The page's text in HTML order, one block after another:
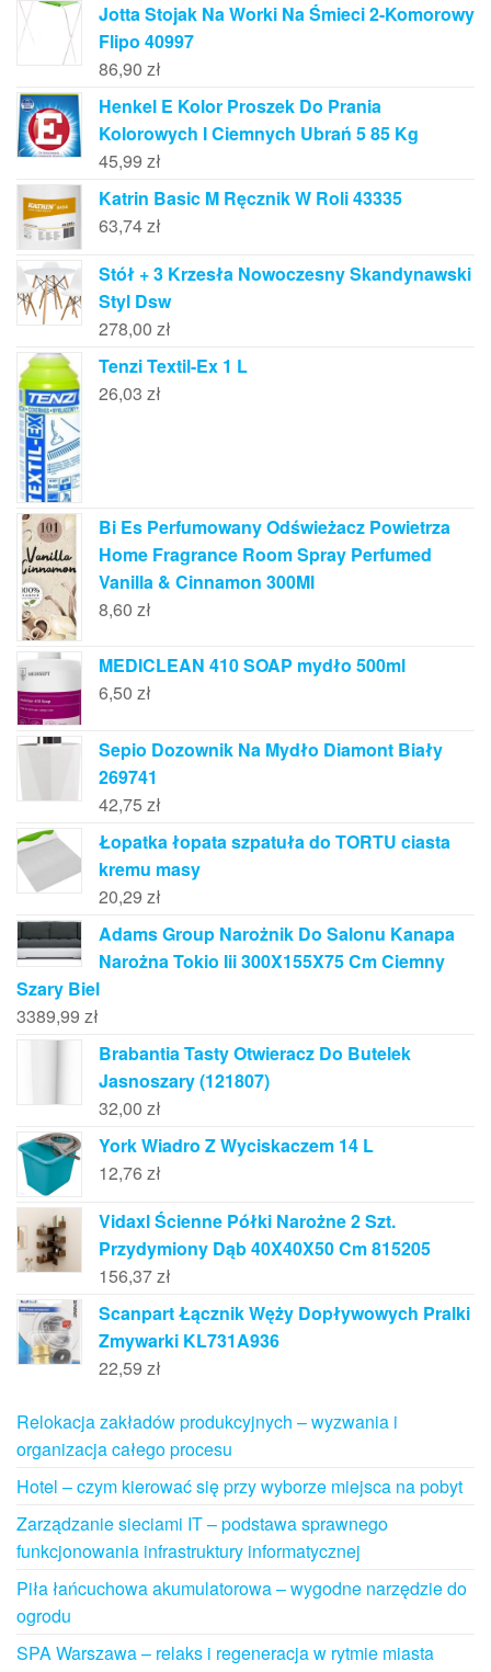
Jotta Stojak Na Worki Na Śmieci 2-Komorowy
Flipo 40997
86,90 zł
Henkel E Kolor Proszek Do Prania
Kolorowych I Ciemnych Ubrań 5 85 Kg
45,99 zł
Katrin Basic M Ręcznik W Roli 43335
63,74zł
Stół + 3 Krzesła Nowoczesny Skandynawski
Styl Dsw
278,00 zł
Tenzi Textil-Ex 1 L
26,03 zł
Bi Es Perfumowany Odświeżacz Powietrza
Home Fragrance Room Spray Perfumed
Vanilla & Cinnamon 300Ml
8,60 zł
MEDICLEAN 410 SOAP mydło 500ml
6,50 zł
Sepio Dozownik Na Mydło Diamont Biały
269741
42,75 zł
Łopatka łopata szpatuła do TORTU ciasta
kremu masy
20,29 zł
Adams Group Narożnik Do Salonu Kanapa
Narożna Tokio Iii 300X155X75 Cm Ciemny
Szary Biel
3389,99 zł
Brabantia Tasty Otwieracz Do Butelek
Jasnoszary (121807)
32,00 zł
York Wiadro Z Wyciskaczem 14 L
12,76 zł
Vidaxl Ścienne Półki Narożne 2 Szt.
Przydymiony Dąb 40X40X50 Cm 815205
156,37zł
Scanpart Łącznik Węży Dopływowych Pralki
Zmywarki KL731A936
22,59 zł
Relokacja zakładów produkcyjnych – wyzwania i
organizacja całego procesu
Hotel – czym kierować się przy wyborze miejsca na pobyt
Zarządzanie sieciami IT – podstawa sprawnego
funkcjonowania infrastruktury informatycznej
Piła łańcuchowa akumulatorowa – wygodne narzędzie do
ogrodu
SPA Warszawa – relaks i regeneracja w rytmie miasta